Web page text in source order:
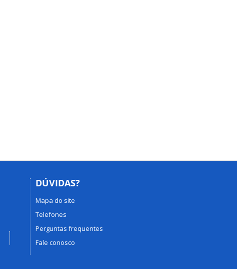
DÚVIDAS?
Mapa do site
Telefones
Perguntas frequentes
Fale conosco